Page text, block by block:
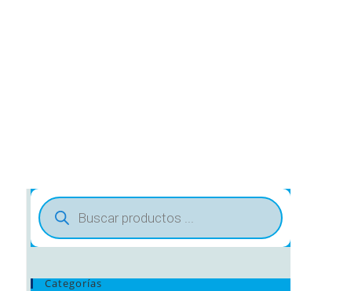
Búsqueda
de
productos
Categorías